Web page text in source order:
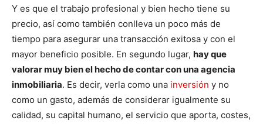
Y es que el trabajo profesional y bien hecho tiene su
precio, así como también conlleva un poco más de
tiempo para asegurar una transacción exitosa y con el
mayor beneficio posible. En segundo lugar, hay que
valorar muy bien el hecho de contar con una agencia
inmobiliaria. Es decir, verla como una inversión y no
como un gasto, además de considerar igualmente su
calidad, su capital humano, el servicio que aporta, costes,